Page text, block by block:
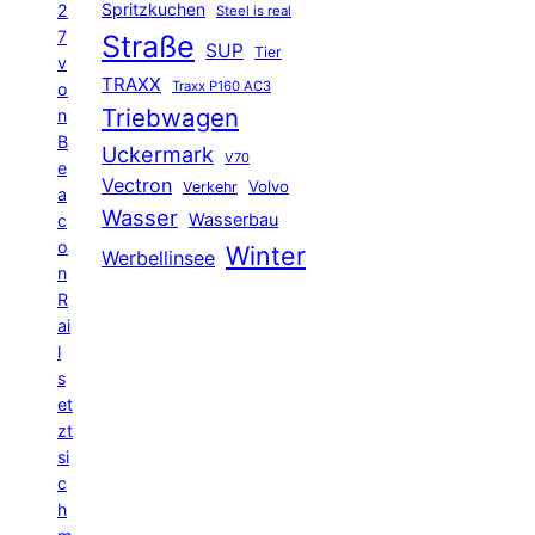
2
7
v
o
n
B
e
a
c
o
n
R
ai
l
s
et
zt
si
c
h
Spritzkuchen Steel is real
Straße SUP Tier
TRAXX Traxx P160 AC3
Triebwagen
Uckermark V70
Vectron Verkehr Volvo
Wasser Wasserbau
Werbellinsee Winter